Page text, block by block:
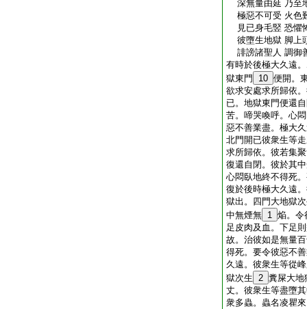
深無量由延 乃至
極惡不可受 火色
見已身毛竪 恐懼
彼墮生地獄 脚上
誹謗諸聖人 調御
有時於後極大久遠
獄東門
10 便開。
欲求安處求所歸依
已。地獄東門便還
苦。啼哭喚呼。心
惡不善業盡。極大
北門開已彼衆生等
求所歸依。彼若集
復還自閉。彼於其
心悶臥地終不得死
復於後時極大久遠
獄出。四門大地獄
中無煙無 1 焔。令
足皮肉及血。下足
故。治彼如是無量
得死。要令彼惡不
久遠。彼衆生等從
獄次生 2 糞屎大地
丈。彼衆生等盡墮
衆多蟲。蟲名凌瞿